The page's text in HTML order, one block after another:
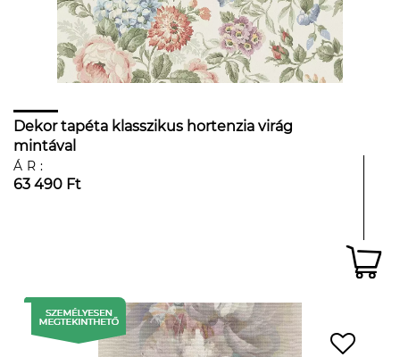
Dekor tapéta klasszikus hortenzia virág
mintával
ÁR:
63 490 Ft